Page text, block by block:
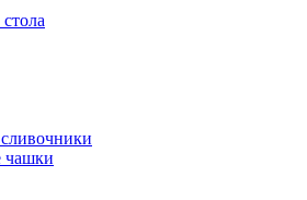
чашки